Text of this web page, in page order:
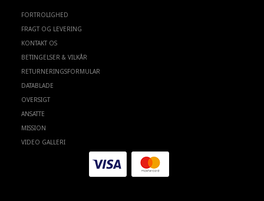
FORTROLIGHED
FRAGT OG LEVERING
KONTAKT OS
BETINGELSER & VILKÅR
RETURNERINGSFORMULAR
DATABLADE
OVERSIGT
ANSATTE
MISSION
VIDEO GALLERI